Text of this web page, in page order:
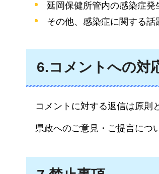
延岡保健所管内の感染症発
その他、感染症に関する話
6.コメントへの対
コメントに対する返信は原則
県政へのご意見・ご提言につ